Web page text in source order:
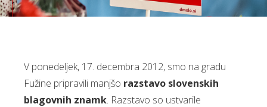
V ponedeljek, 17. decembra 2012, smo na gradu
Fužine pripravili manjšo razstavo slovenskih
blagovnih znamk. Razstavo so ustvarile